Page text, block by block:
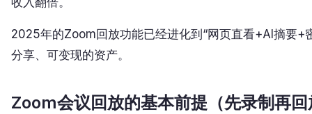
2025年的Zoom回放功能已经进化到“网页直看+AI摘要+
分享、可变现的资产。
Zoom会议回放的基本前提（先录制再回